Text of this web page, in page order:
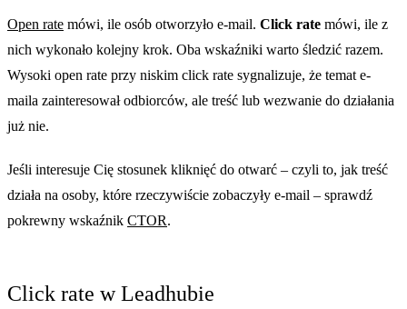
Open rate mówi, ile osób otworzyło e-mail. Click rate mówi, ile z
nich wykonało kolejny krok. Oba wskaźniki warto śledzić razem.
Wysoki open rate przy niskim click rate sygnalizuje, że temat e-
maila zainteresował odbiorców, ale treść lub wezwanie do działania
już nie.
Jeśli interesuje Cię stosunek kliknięć do otwarć – czyli to, jak treść
działa na osoby, które rzeczywiście zobaczyły e-mail – sprawdź
pokrewny wskaźnik CTOR.
Click rate w Leadhubie